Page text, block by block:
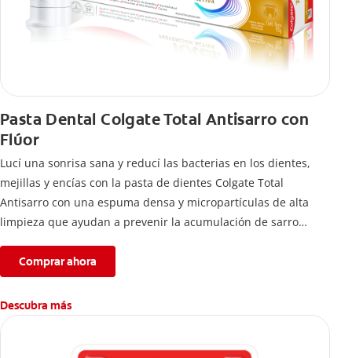
Pasta Dental Colgate Total Antisarro con
Flúor
Lucí una sonrisa sana y reducí las bacterias en los dientes,
mejillas y encías con la pasta de dientes Colgate Total
Antisarro con una espuma densa y micropartículas de alta
limpieza que ayudan a prevenir la acumulación de sarro
Comprar ahora
Descubra más